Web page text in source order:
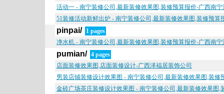
活动一 - 南宁装修公司,最新装修效果图,装修预算报价-广西南
51装修活动新鲜出炉 - 南宁装修公司,最新装修效果图,装修预算
pinpai/ 1 pages
净水机 - 南宁装修公司,最新装修效果图,装修预算报价-广西南
pumian/ 4 pages
店面装修效果图,店面装修设计-广西泽福居装饰公司
男装店铺装修设计效果图 - 南宁装修公司,最新装修效果图,装
金砖广场茶庄装修设计效果图 - 南宁装修公司,最新装修效果图